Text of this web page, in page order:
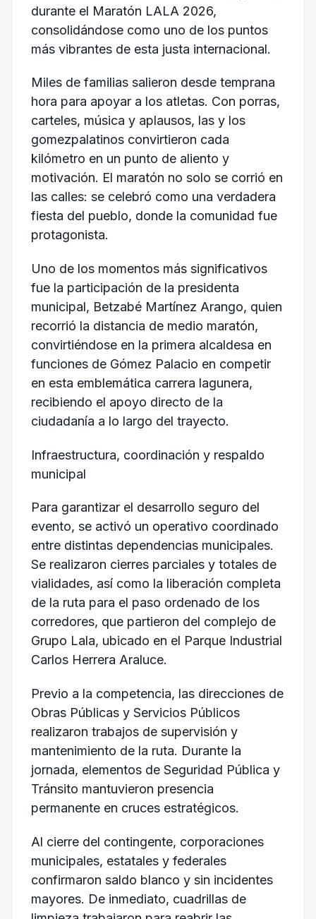
durante el Maratón LALA 2026,
consolidándose como uno de los puntos
más vibrantes de esta justa internacional.
Miles de familias salieron desde temprana
hora para apoyar a los atletas. Con porras,
carteles, música y aplausos, las y los
gomezpalatinos convirtieron cada
kilómetro en un punto de aliento y
motivación. El maratón no solo se corrió en
las calles: se celebró como una verdadera
fiesta del pueblo, donde la comunidad fue
protagonista.
Uno de los momentos más significativos
fue la participación de la presidenta
municipal, Betzabé Martínez Arango, quien
recorrió la distancia de medio maratón,
convirtiéndose en la primera alcaldesa en
funciones de Gómez Palacio en competir
en esta emblemática carrera lagunera,
recibiendo el apoyo directo de la
ciudadanía a lo largo del trayecto.
Infraestructura, coordinación y respaldo
municipal
Para garantizar el desarrollo seguro del
evento, se activó un operativo coordinado
entre distintas dependencias municipales.
Se realizaron cierres parciales y totales de
vialidades, así como la liberación completa
de la ruta para el paso ordenado de los
corredores, que partieron del complejo de
Grupo Lala, ubicado en el Parque Industrial
Carlos Herrera Araluce.
Previo a la competencia, las direcciones de
Obras Públicas y Servicios Públicos
realizaron trabajos de supervisión y
mantenimiento de la ruta. Durante la
jornada, elementos de Seguridad Pública y
Tránsito mantuvieron presencia
permanente en cruces estratégicos.
Al cierre del contingente, corporaciones
municipales, estatales y federales
confirmaron saldo blanco y sin incidentes
mayores. De inmediato, cuadrillas de